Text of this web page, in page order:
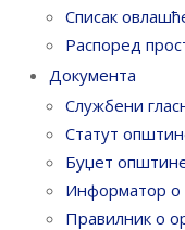
Списак
Распоред
Документа
Службени
Статут
Буџет
Информатор о
Правилник o